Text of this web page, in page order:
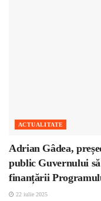
ACTUALITATE
Adrian Gâdea,
public Guvernului
finanțării
22 iulie 2025